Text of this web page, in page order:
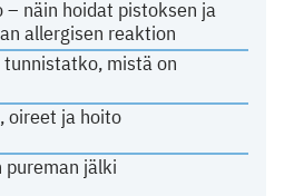
– näin hoidat pistoksen ja
allergisen reaktion
mistä on
oireet ja hoito
pureman jälki